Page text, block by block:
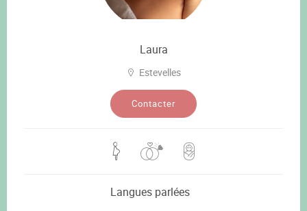
Laura
Estevelles
Contacter
Langues parlées